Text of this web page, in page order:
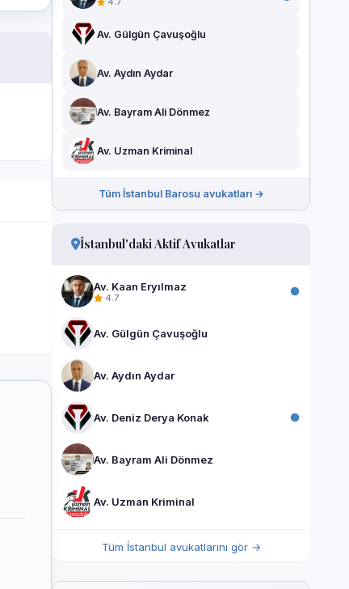
Av. Gülgün Çavuşoğlu
Av. Aydın Aydar
Av. Bayram Ali Dönmez
Av. Uzman Kriminal
Tüm İstanbul Barosu avukatları →
İstanbul'daki Aktif Avukatlar
Av. Kaan Eryılmaz
4.7
Av. Gülgün Çavuşoğlu
Av. Aydın Aydar
Av. Deniz Derya Konak
Av. Bayram Ali Dönmez
Av. Uzman Kriminal
Tüm İstanbul avukatlarını gör →